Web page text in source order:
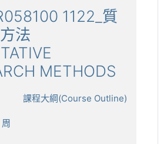
1122_質
法
METHODS
課程大綱(Course Outline)
周